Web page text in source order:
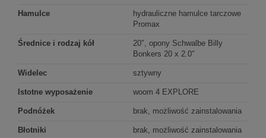
Hamulce
hydrauliczne hamulce tarczowe
Promax
Średnice i rodzaj kół
20″, opony Schwalbe Billy
Bonkers 20 x 2.0″
Widelec sztywny
Istotne wyposażenie woom 4 EXPLORE
Podnóżek brak, możliwość zainstalowania
Błotniki brak, możliwość zainstalowania